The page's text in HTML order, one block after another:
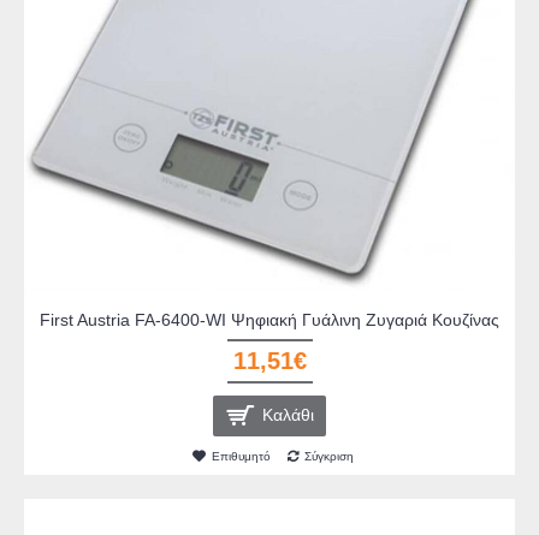
First Austria FA-6400-WI Ψηφιακή Γυάλινη Ζυγαριά Κουζίνας
11,51€
Καλάθι
Επιθυμητό Σύγκριση